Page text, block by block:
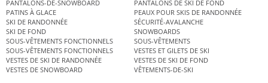
PANTALONS-DE-SNOWBOARD
PANTALONS DE SKI DE FOND
PATINS À GLACE
PEAUX POUR SKIS DE RANDONNÉE
SKI DE RANDONNÉE
SÉCURITÉ-AVALANCHE
SKI DE FOND
SNOWBOARDS
SOUS-VÊTEMENTS FONCTIONNELS
SOUS-VÊTEMENTS
SOUS-VÊTEMENTS FONCTIONNELS
VESTES ET GILETS DE SKI
VESTES DE SKI DE RANDONNÉE
VESTES DE SKI DE FOND
VESTES DE SNOWBOARD
VÊTEMENTS-DE-SKI